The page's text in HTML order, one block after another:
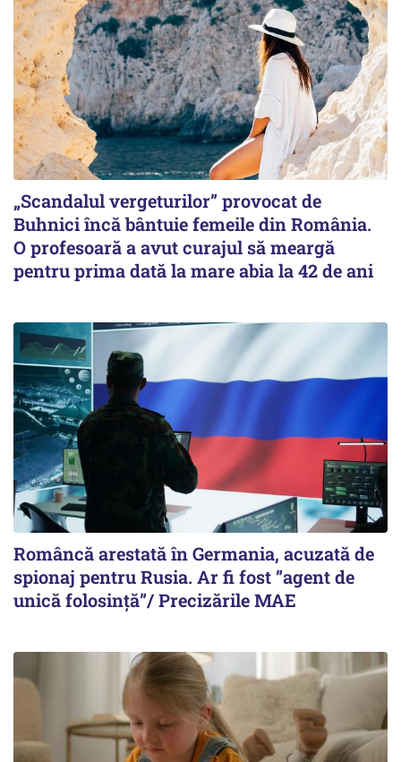
„Scandalul vergeturilor” provocat de
Buhnici încă bântuie femeile din România.
O profesoară a avut curajul să meargă
pentru prima dată la mare abia la 42 de ani
Româncă arestată în Germania, acuzată de
spionaj pentru Rusia. Ar fi fost ”agent de
unică folosință”/ Precizările MAE